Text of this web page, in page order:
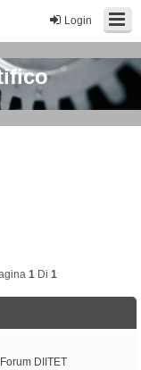
Login
1 Di 1
Forum DIITET